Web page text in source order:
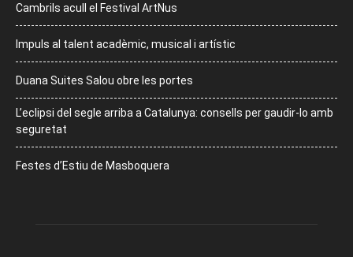
Cambrils acull el Festival ArtNus
Impuls al talent acadèmic, musical i artístic
Duana Suites Salou obre les portes
L’eclipsi del segle arriba a Catalunya: consells per gaudir-lo amb
seguretat
Festes d’Estiu de Masboquera